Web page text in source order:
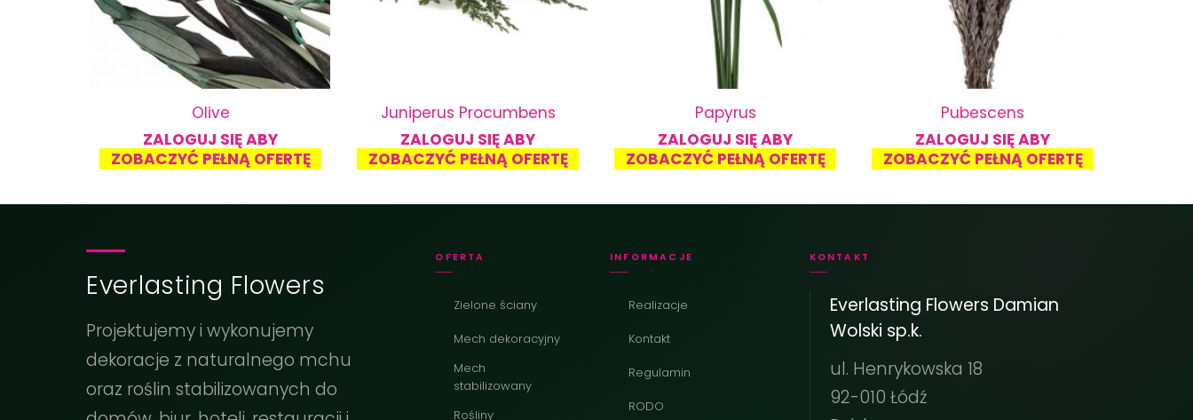
Olive
ZALOGUJ SIĘ ABY
ZOBACZYĆ PEŁNĄ OFERTĘ
Juniperus Procumbens
ZALOGUJ SIĘ ABY
ZOBACZYĆ PEŁNĄ OFERTĘ
Papyrus
ZALOGUJ SIĘ ABY
ZOBACZYĆ PEŁNĄ OFERTĘ
Pubescens
ZALOGUJ SIĘ ABY
ZOBACZYĆ PEŁNĄ OFERTĘ
Everlasting Flowers
Projektujemy i wykonujemy
dekoracje z naturalnego mchu
oraz roślin stabilizowanych do
OFERTA
Zielone ściany
Mech dekoracyjny
Mech
stabilizowany
Rośliny
INFORMACJE
Realizacje
Kontakt
Regulamin
RODO
KONTAKT
Everlasting Flowers Damian
Wolski sp.k.
ul. Henrykowska 18
92-010 Łódź